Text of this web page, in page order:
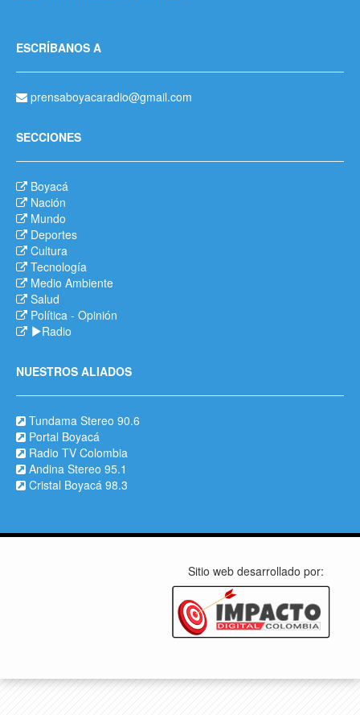
ESCRÍBANOS A
prensaboyacaradio@gmail.com
SECCIONES
Boyacá
Nación
Mundo
Deportes
Cultura
Tecnología
Medio Ambiente
Salud
Política - Opinión
Radio
NUESTROS ALIADOS
Tundama Stereo 90.6
Portal Boyacá
Radio TV Colombia
Andina Stereo 95.1
Cristal Boyacá 98.3
Sitio web desarrollado por: